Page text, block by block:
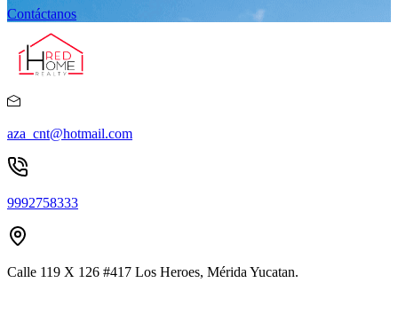
Contáctanos
aza_cnt@hotmail.com
9992758333
Calle 119 X 126 #417 Los Heroes, Mérida Yucatan.